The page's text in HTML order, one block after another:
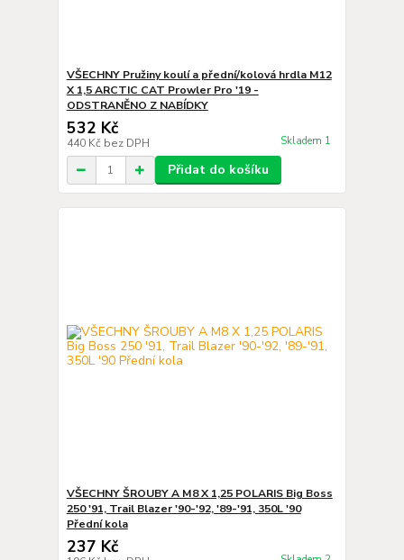
VŠECHNY Pružiny koulí a přední/kolová hrdla M12
X 1,5 ARCTIC CAT Prowler Pro '19 -
ODSTRANĚNO Z NABÍDKY
532 Kč
440 Kč bez DPH Skladem 1
Přidat do košíku
VŠECHNY ŠROUBY A M8 X 1,25 POLARIS Big Boss
250 '91, Trail Blazer '90-'92, '89-'91, 350L '90
Přední kola
237 Kč